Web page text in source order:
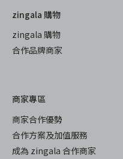
zingala 購物
zingala 購物
合作品牌商家
商家專區
商家合作優勢
合作方案及加值服務
成為 zingala 合作商家